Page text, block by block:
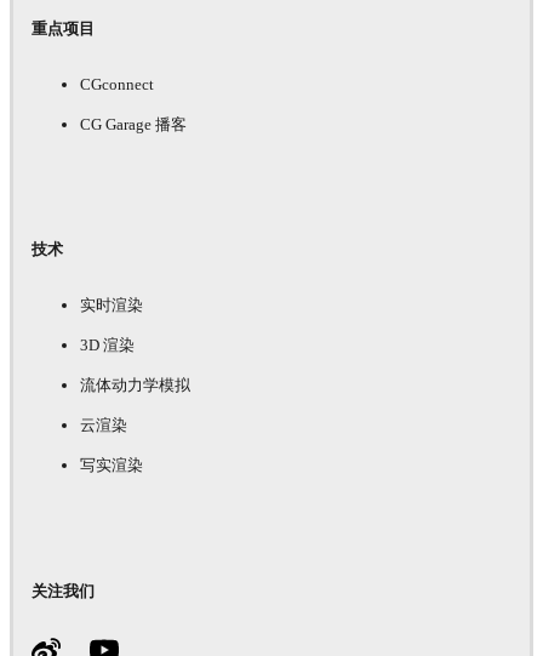
重点项目
CGconnect
CG Garage 播客
技术
实时渲染
3D 渲染
流体动力学模拟
云渲染
写实渲染
关注我们